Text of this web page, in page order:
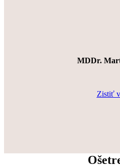
MDDr.
Zistiť